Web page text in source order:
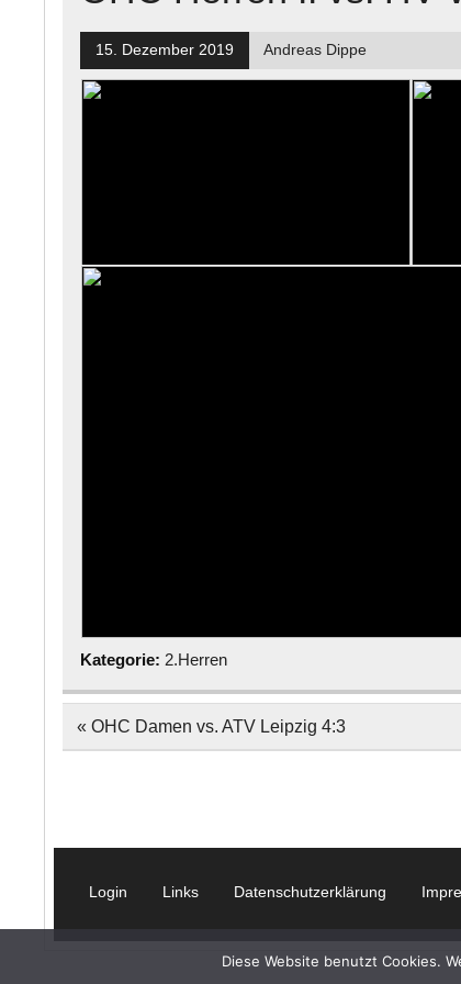
15. Dezember 2019 Andreas Dippe
Kategorie: 2.Herren
Beitragsnavigation
« OHC Damen vs. ATV Leipzig 4:3
Login Links Datenschutzerklärung
Diese Website benutzt Cookies.